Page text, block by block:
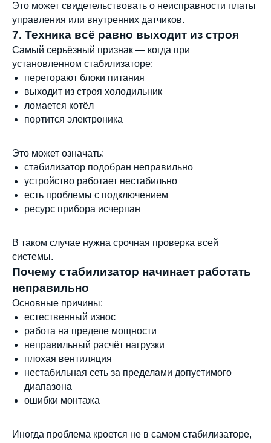
Это может свидетельствовать о неисправности платы
управления или внутренних датчиков.
7. Техника всё равно выходит из строя
Самый серьёзный признак — когда при
установленном стабилизаторе:
перегорают блоки питания
выходит из строя холодильник
ломается котёл
портится электроника
Это может означать:
стабилизатор подобран неправильно
устройство работает нестабильно
есть проблемы с подключением
ресурс прибора исчерпан
В таком случае нужна срочная проверка всей
системы.
Почему стабилизатор начинает работать
неправильно
Основные причины:
естественный износ
работа на пределе мощности
неправильный расчёт нагрузки
плохая вентиляция
нестабильная сеть за пределами допустимого
диапазона
ошибки монтажа
Иногда проблема кроется не в самом стабилизаторе,
Мы являемся
официальным
дилером ГК «Штиль"
менеджеры помогут вам подобрать